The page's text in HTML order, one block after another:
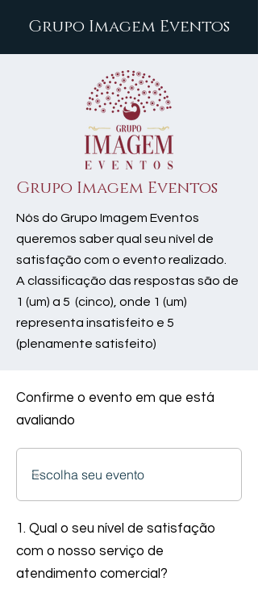
Grupo Imagem Eventos
Grupo Imagem Eventos
Nós do Grupo Imagem Eventos
queremos saber qual seu nível de
satisfação com o evento realizado.
A classificação das respostas são de
1 (um) a 5 (cinco), onde 1 (um)
representa insatisfeito e 5
(plenamente satisfeito)
Confirme o evento em que está
avaliando
1. Qual o seu nível de satisfação
com o nosso serviço de
atendimento comercial?